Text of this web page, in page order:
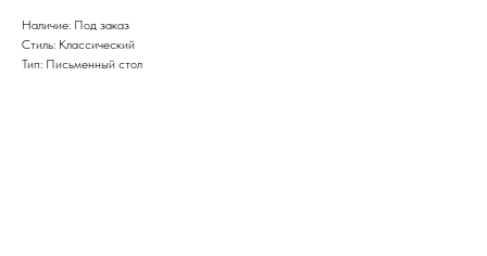
Наличие: Под заказ
Стиль: Классический
Тип: Письменный стол